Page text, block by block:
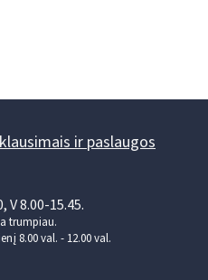
ir paslaugos
V 8.00-15.45.
trumpiau.
8.00 val. - 12.00 val.